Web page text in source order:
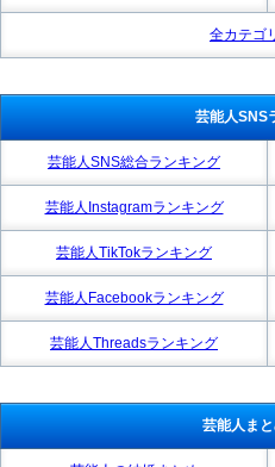
全カテゴ
芸能人SNS
芸能人SNS総合ランキング
芸能人Instagramランキング
芸能人TikTokランキング
芸能人Facebookランキング
芸能人Threadsランキング
芸能人ま